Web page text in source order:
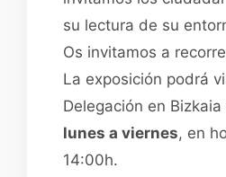
su lectura de su
Os invitamos a
La exposición podrá
Delegación en Bizkaia
lunes a viernes, en
14:00h.